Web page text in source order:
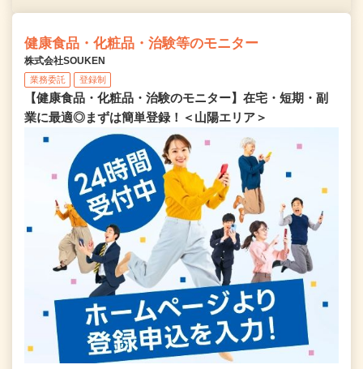
健康食品・化粧品・治験等のモニター
株式会社SOUKEN
業務委託 登録制
【健康食品・化粧品・治験のモニター】在宅・短期・副
業に最適◎まずは簡単登録！＜山陽エリア＞